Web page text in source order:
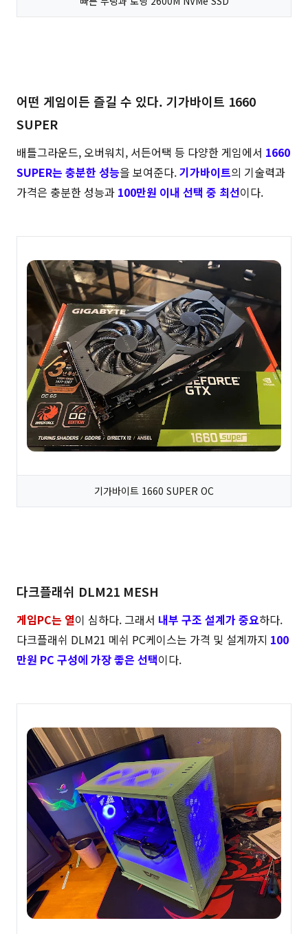
어떤 게임이든 즐길 수 있다. 기가바이트 1660
SUPER
배틀그라운드, 오버워치, 서든어택 등 다양한 게임에서 1660
SUPER는 충분한 성능을 보여준다.기가바이트의 기술력과
가격은 충분한 성능과 100만원 이내 선택 중 최선이다.
기가바이트 1660 SUPER OC
다크플래쉬 DLM21 MESH
게임PC는 열이 심하다. 그래서 내부 구조 설계가 중요하다.
다크플래쉬 DLM21 메쉬 PC케이스는 가격 및 설계까지 100
만원 PC 구성에 가장 좋은 선택이다.